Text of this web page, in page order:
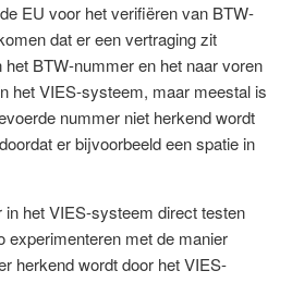
EU voor het verifiëren van BTW-
dat er een vertraging zit
BTW-nummer en het naar voren
het VIES-systeem, maar meestal is
nummer niet herkend wordt
er bijvoorbeeld een spatie in
het VIES-systeem direct testen
experimenteren met de manier
herkend wordt door het VIES-